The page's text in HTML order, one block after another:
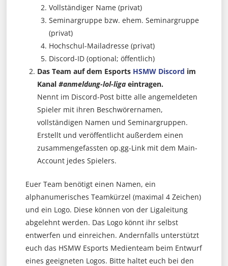
Vollständiger Name (privat)
Seminargruppe bzw. ehem. Seminargruppe
(privat)
Hochschul-Mailadresse (privat)
Discord-ID (optional; öffentlich)
Das Team auf dem Esports HSMW Discord im
Kanal #anmeldung-lol-ligaeintragen.
Nennt im Discord-Post bitte alle angemeldeten
Spieler mit ihren Beschwörernamen,
vollständigen Namen und Seminargruppen.
Erstellt und veröffentlicht außerdem einen
zusammengefassten op.gg-Link mit dem Main-
Account jedes Spielers.
Euer Team benötigt einen Namen, ein
alphanumerisches Teamkürzel (maximal 4 Zeichen)
und ein Logo. Diese können von der Ligaleitung
abgelehnt werden. Das Logo könnt ihr selbst
entwerfen und einreichen. Andernfalls unterstützt
euch das HSMW Esports Medienteam beim Entwurf
eines geeigneten Logos. Bitte haltet euch bei den